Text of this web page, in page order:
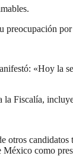
«Hoy la
la Fiscalía,
como